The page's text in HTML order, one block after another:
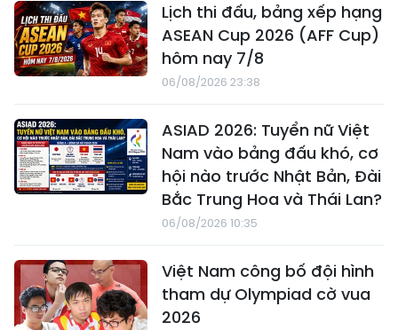
Lịch thi đấu, bảng xếp hạng
ASEAN Cup 2026 (AFF Cup)
hôm nay 7/8
06/08/2026 23:38
ASIAD 2026: Tuyển nữ Việt
Nam vào bảng đấu khó, cơ
hội nào trước Nhật Bản, Đài
Bắc Trung Hoa và Thái Lan?
06/08/2026 10:35
Việt Nam công bố đội hình
tham dự Olympiad cờ vua
2026